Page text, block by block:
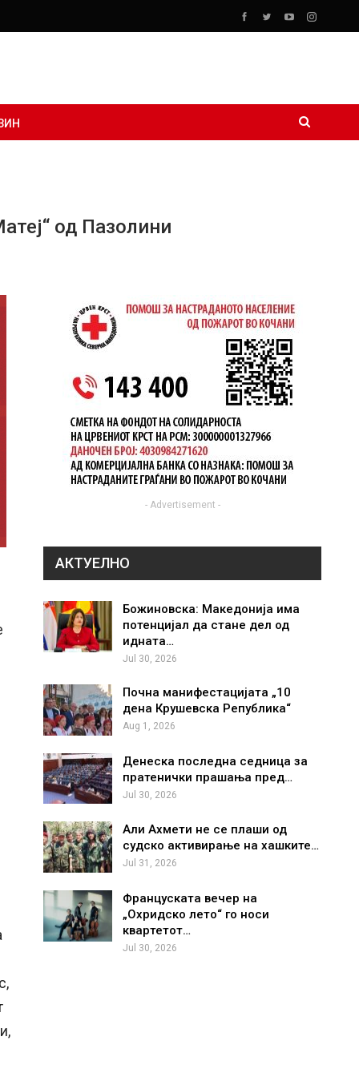
од Пазолини
- Advertisement -
АКТУЕЛНО
Божиновска: Македонија има
потенцијал да стане дел од
идната…
Jul 30, 2026
Почна манифестацијата „10
дена Крушевска Република“
Aug 1, 2026
Денеска последна седница за
пратенички прашања пред…
Jul 30, 2026
Али Ахмети не се плаши од
судско активирање на хашките…
Jul 31, 2026
Француската вечер на
„Охридско лето“ го носи
квартетот…
Jul 30, 2026